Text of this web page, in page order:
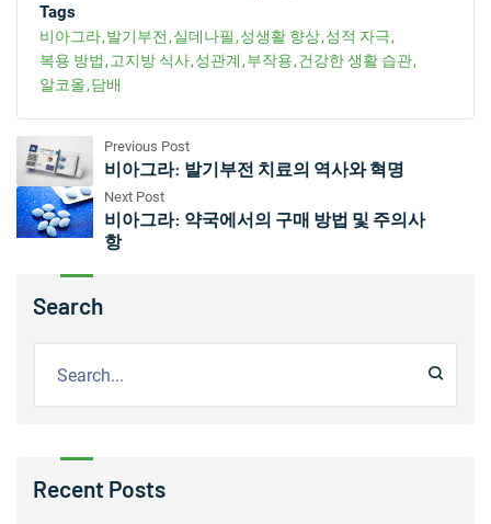
Tags
비아그라 발기부전 실데나필 성생활 향상 성적 자극
복용 방법 고지방 식사 성관계 부작용 건강한 생활 습관
알코올 담배
Previous Post
비아그라: 발기부전 치료의 역사와 혁명
Next Post
비아그라: 약국에서의 구매 방법 및 주의사
항
Search
Recent Posts